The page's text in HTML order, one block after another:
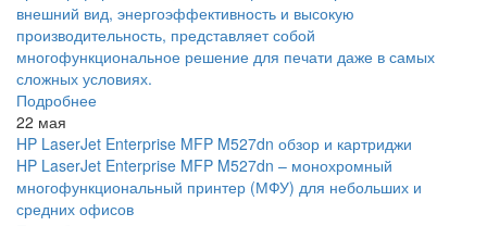
внешний вид, энергоэффективность и высокую
производительность, представляет собой
многофункциональное решение для печати даже в самых
сложных условиях.
Подробнее
22 мая
HP LaserJet Enterprise MFP M527dn обзор и картриджи
HP LaserJet Enterprise MFP M527dn – монохромный
многофункциональный принтер (МФУ) для небольших и
средних офисов